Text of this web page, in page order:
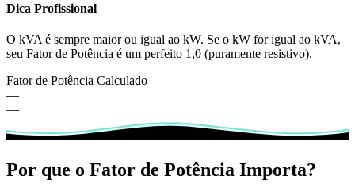
Dica Profissional
O kVA é sempre maior ou igual ao kW. Se o kW for igual ao kVA,
seu Fator de Potência é um perfeito 1,0 (puramente resistivo).
Fator de Potência Calculado
—
—
Por que o Fator de Potência Importa?